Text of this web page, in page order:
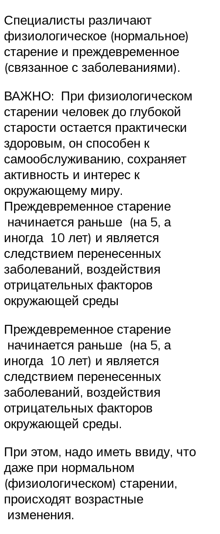
Специалисты различают
физиологическое (нормальное)
старение и преждевременное
(связанное с заболеваниями).
ВАЖНО: При физиологическом
старении человек до глубокой
старости остается практически
здоровым, он способен к
самообслуживанию, сохраняет
активность и интерес к
окружающему миру.
Преждевременное старение
начинается раньше (на 5, а
иногда 10 лет) и является
следствием перенесенных
заболеваний, воздействия
отрицательных факторов
окружающей среды
Преждевременное старение
начинается раньше (на 5, а
иногда 10 лет) и является
следствием перенесенных
заболеваний, воздействия
отрицательных факторов
окружающей среды.
При этом, надо иметь ввиду, что
даже при нормальном
(физиологическом) старении,
происходят возрастные
изменения.